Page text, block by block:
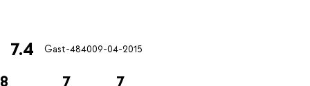
7.4 Gast-484009-04-2015
8 7 7